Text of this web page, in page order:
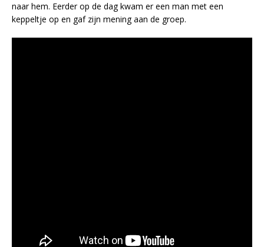
naar hem. Eerder op de dag kwam er een man met een
keppeltje op en gaf zijn mening aan de groep.